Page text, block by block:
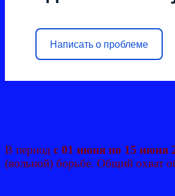
Написать о проблеме
В период с 01 июня по 15 июня
(вольной) борьбе. Общий охват